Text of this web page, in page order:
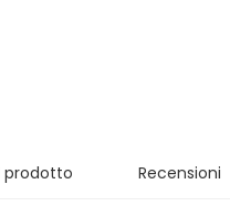
prodotto Recensioni